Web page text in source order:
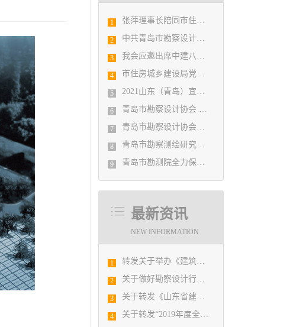
1 张萍理事长陪同市住房和城乡建设局赴陇南开展东西部扶贫协作工作
2 中共青岛市勘察设计协会党支部日前召开民主生活会
3 我会应邀出席中建八局四公司设计管理研究院揭牌仪式
4 市住房城乡建设局党组书记、局长陈勇调研市勘察设计协会及所属审图机构
5 2021山东（青岛）宜居博览会盛大开幕
6 青岛市勘察设计协会 第五届二次会员代表大会纪要
7 青岛市勘察设计协会党支部召开党史学习教育专题组织生活会
8 青岛市勘察测绘研究院参加第29届国际制图大会并荣获3项国际大奖
9 青岛市勘测院全力保障自然灾害普查区县级质检汇交工作
最新资讯
NEW INFORMATION
1 转发关于举办《建筑电气与智能化通用规范》 GB55024-2022公益宣贯的通知
2 关于做好勘察设计行业第9号台风“利奇马” 防御工作的通知
3 关于转发《山东省建筑设计BIM技术应用技能竞赛的预备通知》的通知
4 关于转发“2019年度全国建筑设计创新创优大会暨全国优秀建筑设计展示交流会”的通知